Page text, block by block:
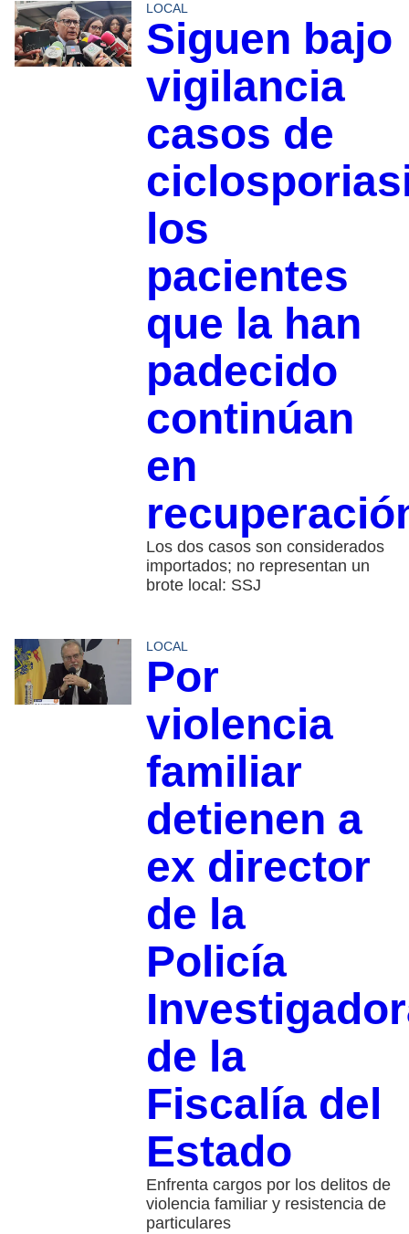
LOCAL
Siguen bajo
vigilancia
casos de
los
pacientes
que la han
padecido
continúan
en
Los dos casos son considerados
importados; no representan un
brote local: SSJ
LOCAL
Por
violencia
familiar
detienen a
ex director
de la
Policía
de la
Fiscalía del
Estado
Enfrenta cargos por los delitos de
violencia familiar y resistencia de
particulares